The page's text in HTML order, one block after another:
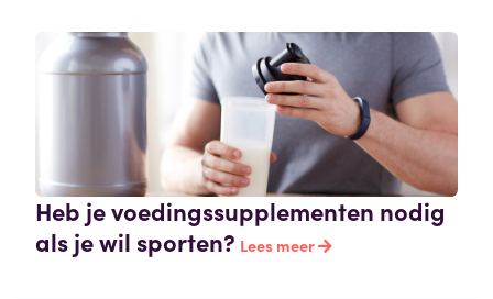
Heb je voedingssupplementen nodig
als je wil sporten? Lees meer